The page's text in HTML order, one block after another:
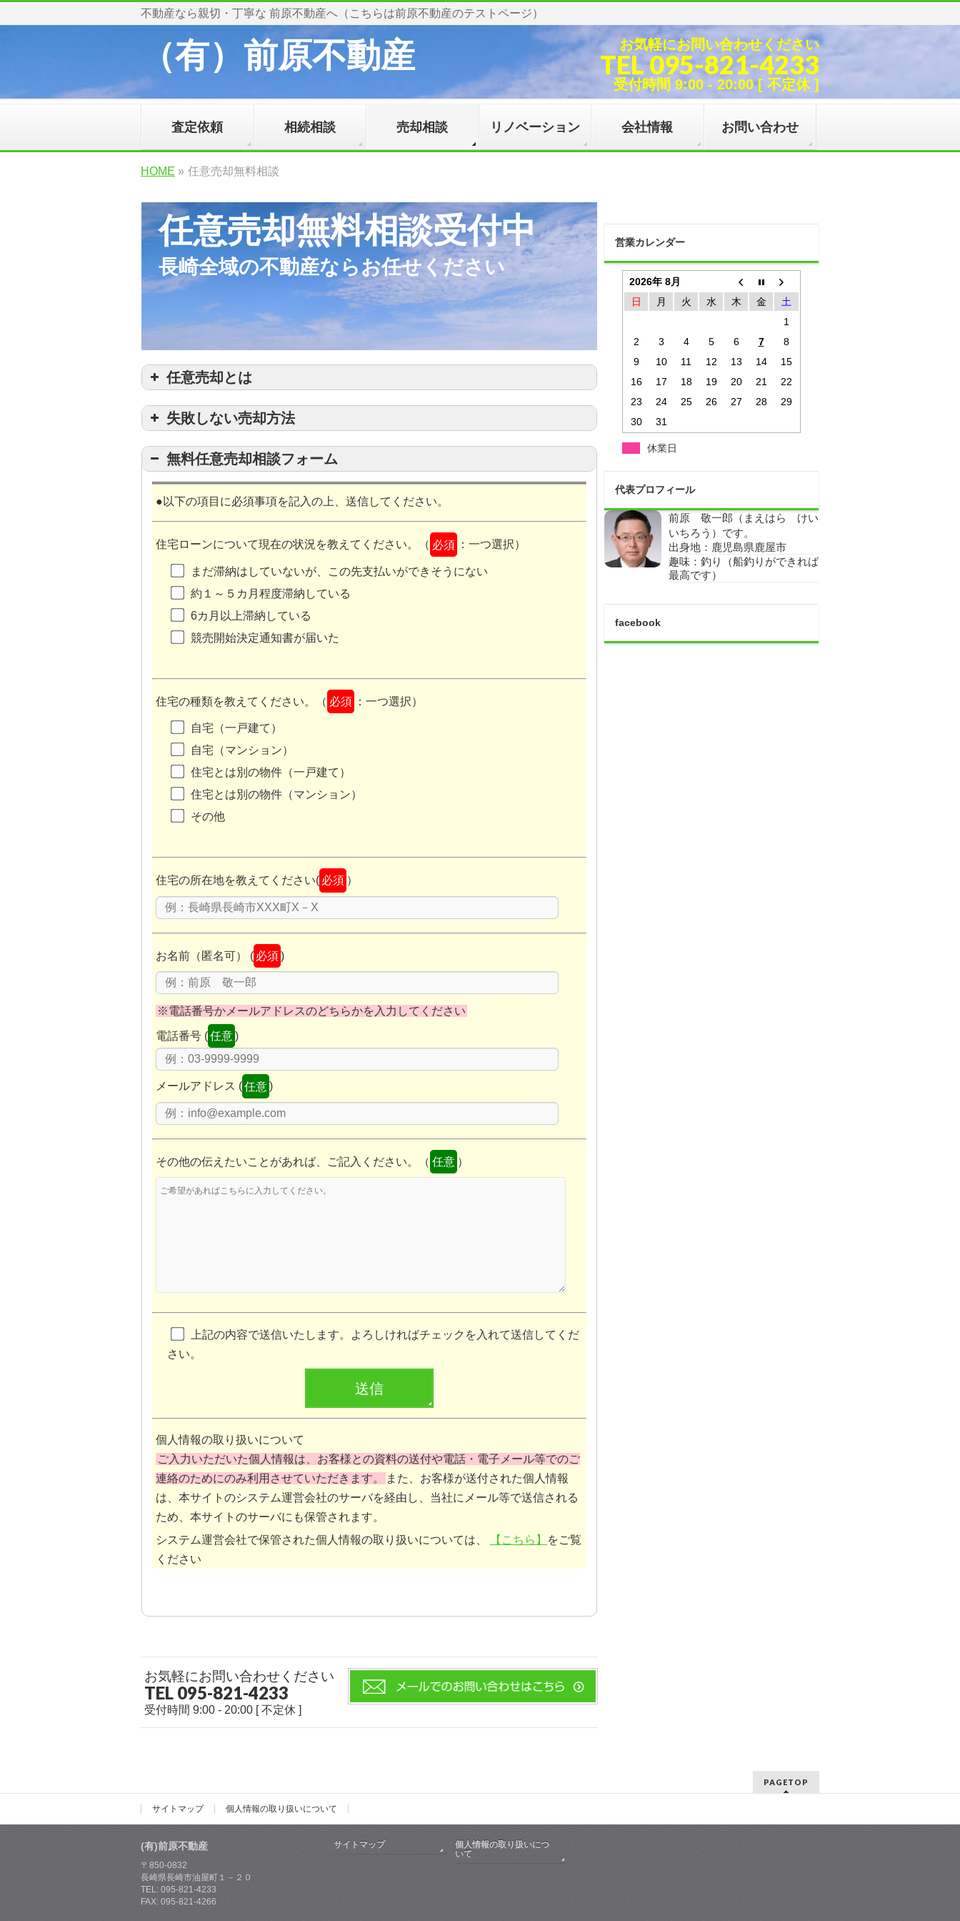
不動産なら親切・丁寧な 前原不動産へ（こちらは前原不動産のテストページ）
（有）前原不動産 お気軽にお問い合わせください
TEL 095-821-4233
受付時間 9:00 - 20:00 [ 不定休 ]
査定依頼 相続相談 売却相談 リノベーション 会社情報 お問い合わせ
HOME » 任意売却無料相談
任意売却無料相談受付中
長崎全域の不動産ならお任せください
任意売却とは
債務者と債権者との合意のもと、競売される前に債務を処理し、所有不動産を“任
意”に売却すること
額で不動産取引を成立させること
債務者、債権者の双方にメリットが
滞納 「競売開始決定通知書」
このような状況でお困りの方々、一人で悩まず
まずはお気軽にご相談ください
失敗しない売却方法
を見据えた売却で最善の一手！』
お客様によっても悩み事やご要望はさまざま
士、設計士、建築会社、等各分野の専門
査定無料！売却や住み替えのご相談も無料！
軽にお問い合わせ下さい
ウトな相場のご相談もお受けいたしてお
査定ご依頼者様お名前
無料任意売却相談フォーム
●以下の項目に必須事項を記入の上、送信してください。
住宅ローンについて現在の状況を教えてください。（ 必須 ：一つ選択）
まだ滞納はしていないが、この先支払いができそうにない
約１～５カ月程度滞納している
6カ月以上滞納している
競売開始決定通知書が届いた
住宅の種類を教えてください。（ 必須 ：一つ選択）
自宅（一戸建て）
自宅（マンション）
住宅とは別の物件（一戸建て）
住宅とは別の物件（マンション）
その他
住宅の所在地を教えてください( 必須 ）
お名前（匿名可） ( 必須)
※電話番号かメールアドレスのどちらかを入力してください
電話番号 (任意)
メールアドレス (任意 )
その他の伝えたいことがあれば、ご記入ください。（ 任意 ）
上記の内容で送信いたします。よろしければチェックを入れて送信してくだ
さい。
個人情報の取り扱いについて
ご入力いただいた個人情報は、お客様との資料の送付や電話・電子メール等でのご
連絡のためにのみ利用させていただきます。
また、お客様が送付された個人情報
は、本サイトのシステム運営会社のサーバを経由し、当社にメール等で送信される
ため、本サイトのサーバにも保管されます。
システム運営会社で保管された個人情報の取り扱いについては、
【こちら】
をご覧
ください
お気軽にお問い合わせください
TEL 095-821-4233
受付時間 9:00 - 20:00 [ 不定休 ]
営業カレンダー
2026年 8月
日
月 火 水 木 金
土
1
2
3 4 5 6 7
8
9
10 11 12 13 14
15
16
17 18 19 20 21
22
23
24 25 26 27 28
29
30
31
休業日
代表プロフィール
前原 敬一郎（まえはら けい
いちろう）です。
出身地：鹿児島県鹿屋市
趣味：釣り（船釣りができれば
最高です）
facebook
PAGETOP
サイトマップ 個人情報の取り扱いについて
(有)前原不動産
〒850-0832
長崎県長崎市油屋町１－２０
TEL: 095-821-4233
FAX: 095-821-4266
サイトマップ
個人情報の取り扱いにつ
いて